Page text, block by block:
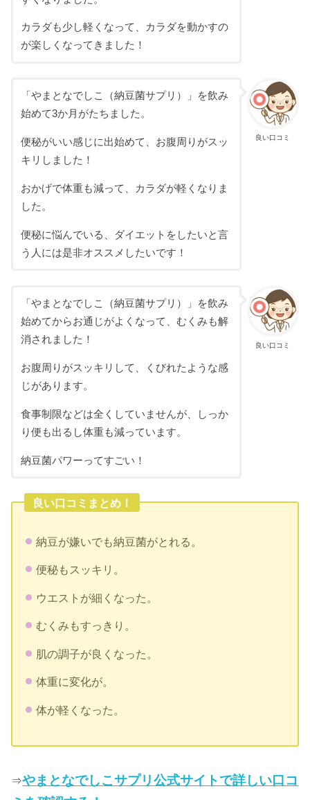
カラダも少し軽くなって、カラダを動かすの
が楽しくなってきました！
良い口コミ
「やまとなでしこ（納豆菌サプリ）」を飲み
始めて3か月がたちました。
便秘がいい感じに出始めて、お腹周りがスッ
キリしました！
おかげで体重も減って、カラダが軽くなりま
した。
便秘に悩んでいる、ダイエットをしたいと言
う人には是非オススメしたいです！
良い口コミ
「やまとなでしこ（納豆菌サプリ）」を飲み
始めてからお通じがよくなって、むくみも解
消されました！
お腹周りがスッキリして、くびれたような感
じがあります。
食事制限などは全くしていませんが、しっか
り便も出るし体重も減っています。
納豆菌パワーってすごい！
良い口コミまとめ！
納豆が嫌いでも納豆菌がとれる。
便秘もスッキリ。
ウエストが細くなった。
むくみもすっきり。
肌の調子が良くなった。
体重に変化が。
体が軽くなった。
⇒やまとなでしこサプリ公式サイトで詳しい口コ